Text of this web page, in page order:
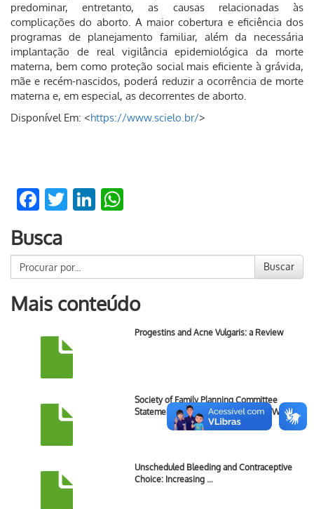
predominar, entretanto, as causas relacionadas às
complicações do aborto. A maior cobertura e eficiência dos
programas de planejamento familiar, além da necessária
implantação de real vigilância epidemiológica da morte
materna, bem como proteção social mais eficiente à grávida,
mãe e recém-nascidos, poderá reduzir a ocorrência de morte
materna e, em especial, as decorrentes de aborto.
Disponível Em: <https://www.scielo.br/>
Facebook
TwitterLinkedIn
Busca
Buscar
Mais conteúdo
Progestins and Acne Vulgaris: a Review
Society of Family Planning Committee
Statement: Contraception and Body Weight
Unscheduled Bleeding and Contraceptive
Choice: Increasing …